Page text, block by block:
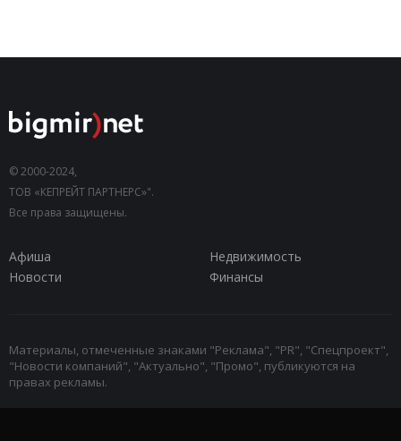
© 2000-2024,
ТОВ «КЕПРЕЙТ ПАРТНЕРС»".
Все права защищены.
Афиша
Недвижимость
Новости
Финансы
Материалы, отмеченные знаками "Реклама", "PR", "Спецпроект",
"Новости компаний", "Актуально", "Промо", публикуются на
правах рекламы.